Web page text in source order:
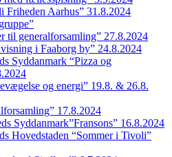
Friheden Aarhus” 31.8.2024
til generalforsamling” 27.8.2024
i Faaborg by” 24.8.2024
Syddanmark “Pizza og
og energi” 19.8. & 26.8.
17.8.2024
Syddanmark”Fransons” 16.8.2024
Hovedstaden “Sommer i Tivoli”